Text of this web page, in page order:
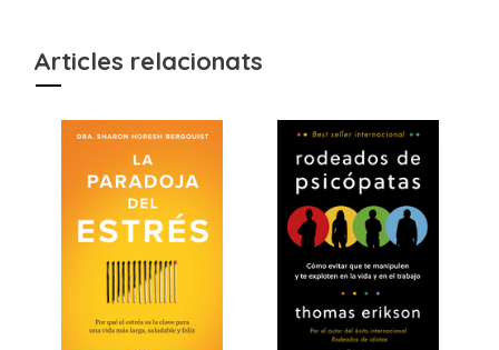
Articles relacionats